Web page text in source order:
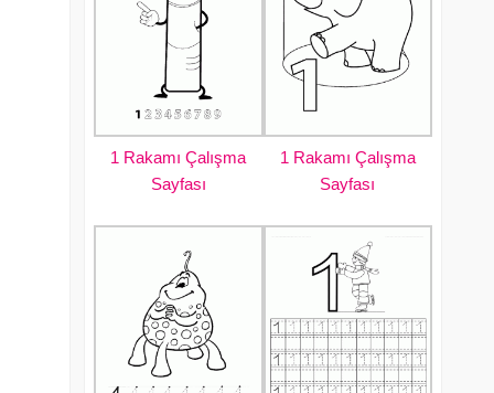
1 Rakamı Çalışma
Sayfası
1 Rakamı Çalışma
Sayfası